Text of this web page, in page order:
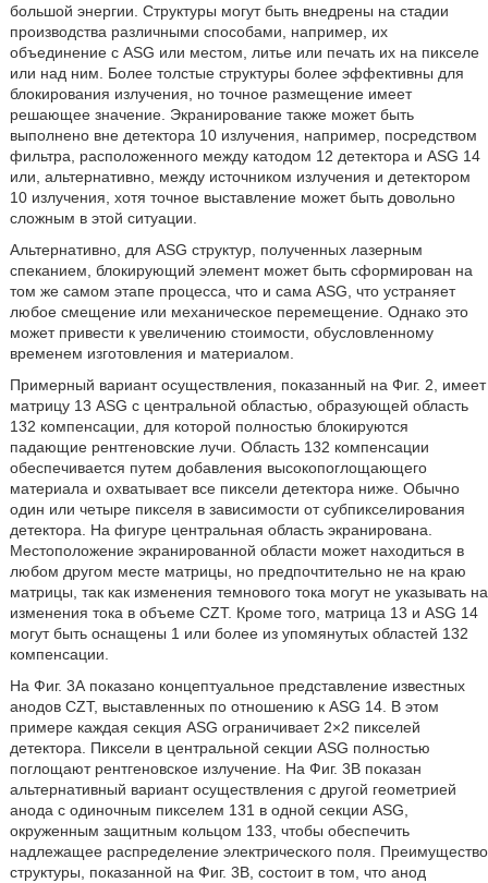
большой энергии. Структуры могут быть внедрены на стадии
производства различными способами, например, их
объединение с ASG или местом, литье или печать их на пикселе
или над ним. Более толстые структуры более эффективны для
блокирования излучения, но точное размещение имеет
решающее значение. Экранирование также может быть
выполнено вне детектора 10 излучения, например, посредством
фильтра, расположенного между катодом 12 детектора и ASG 14
или, альтернативно, между источником излучения и детектором
10 излучения, хотя точное выставление может быть довольно
сложным в этой ситуации.
Альтернативно, для ASG структур, полученных лазерным
спеканием, блокирующий элемент может быть сформирован на
том же самом этапе процесса, что и сама ASG, что устраняет
любое смещение или механическое перемещение. Однако это
может привести к увеличению стоимости, обусловленному
временем изготовления и материалом.
Примерный вариант осуществления, показанный на Фиг. 2, имеет
матрицу 13 ASG с центральной областью, образующей область
132 компенсации, для которой полностью блокируются
падающие рентгеновские лучи. Область 132 компенсации
обеспечивается путем добавления высокопоглощающего
материала и охватывает все пиксели детектора ниже. Обычно
один или четыре пикселя в зависимости от субпикселирования
детектора. На фигуре центральная область экранирована.
Местоположение экранированной области может находиться в
любом другом месте матрицы, но предпочтительно не на краю
матрицы, так как изменения темнового тока могут не указывать на
изменения тока в объеме CZT. Кроме того, матрица 13 и ASG 14
могут быть оснащены 1 или более из упомянутых областей 132
компенсации.
На Фиг. 3А показано концептуальное представление известных
анодов CZT, выставленных по отношению к ASG 14. В этом
примере каждая секция ASG ограничивает 2×2 пикселей
детектора. Пиксели в центральной секции ASG полностью
поглощают рентгеновское излучение. На Фиг. 3В показан
альтернативный вариант осуществления с другой геометрией
анода с одиночным пикселем 131 в одной секции ASG,
окруженным защитным кольцом 133, чтобы обеспечить
надлежащее распределение электрического поля. Преимущество
структуры, показанной на Фиг. 3B, состоит в том, что анод